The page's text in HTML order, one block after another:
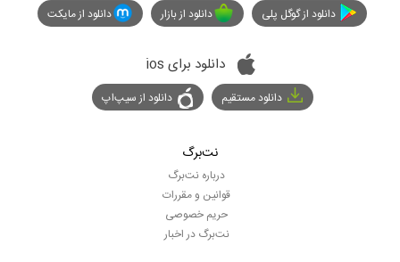
دانلود از گوگل پلی دانلود از بازار دانلود از مایکت
دانلود برای ios
دانلود مستقیم دانلود از سیپ‌اپ
نت‌برگ
درباره نت‌برگ
قوانین و مقررات
حریم خصوصی
نت‌برگ در اخبار